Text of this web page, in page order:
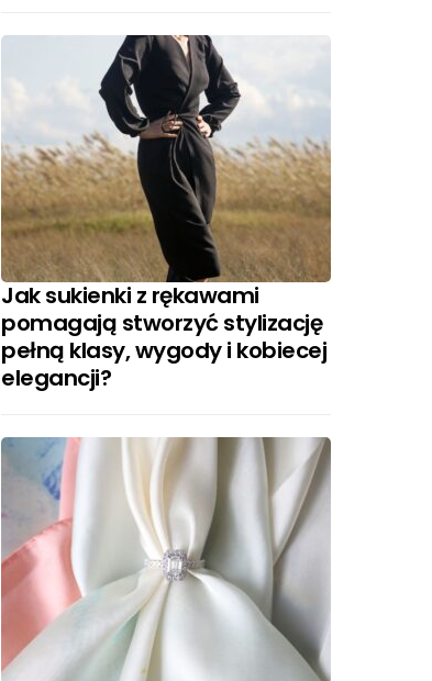
Jak sukienki z rękawami
pomagają stworzyć stylizację
pełną klasy, wygody i kobiecej
elegancji?